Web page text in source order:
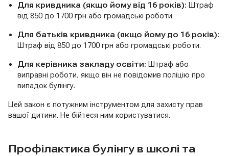
Для кривдника (якщо йому від 16 років): Штраф
від 850 до 1700 грн або громадські роботи.
Для батьків кривдника (якщо йому до 16 років):
Штраф від 850 до 1700 грн або громадські роботи.
Для керівника закладу освіти: Штраф або
виправні роботи, якщо він не повідомив поліцію про
випадок булінгу.
Цей закон є потужним інструментом для захисту прав
вашої дитини. Не бійтеся ним користуватися.
Профілактика булінгу в школі та